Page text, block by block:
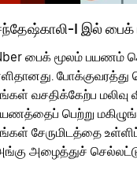
I இல் பைக்
பைக் மூலம் பயணம்
போக்குவரத்து
வசதிக்கேற்ப மலிவு
பெற்று
சேருமிடத்தை
அழைத்துச்